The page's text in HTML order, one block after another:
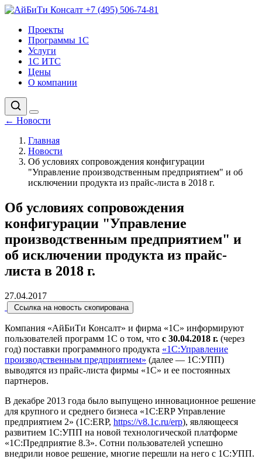
+7 (495) 506-74-81
Проекты
Программы 1С
Услуги
1С ИТС
Цены
О компании
← Новости
Главная
Новости
Об условиях сопровождения конфигурации
"Управление производственным предприятием" и об
исключении продукта из прайс-листа в 2018 г.
Об условиях сопровождения
конфигурации "Управление
производственным предприятием" и
об исключении продукта из прайс-
листа в 2018 г.
27.04.2017
Ссылка на новость скопирована
Компания «АйБиТи Консалт» и фирма «1С» информируют
пользователей программ 1С о том, что с 30.04.2018 г. (через
год) поставки программного продукта «1С:Управление
производственным предприятием» (далее — 1С:УПП)
выводятся из прайс-листа фирмы «1С» и ее постоянных
партнеров.
В декабре 2013 года было выпущено инновационное решение
для крупного и среднего бизнеса «1С:ERP Управление
предприятием 2» (1С:ERP, https://v8.1c.ru/erp), являющееся
развитием 1С:УПП на новой технологической платформе
«1С:Предприятие 8.3». Сотни пользователей успешно
внедрили новое решение, многие перешли на него с 1С:УПП.